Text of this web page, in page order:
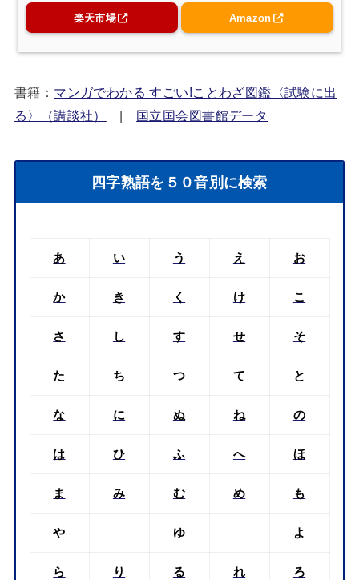
楽天市場 Amazon
書籍： マンガでわかる すごい!ことわざ図鑑〈試験に出
る〉（講談社）
| 国立国会図書館データ
四字熟語を５０音別に検索
あ い う え お
か き く け こ
さ し す せ そ
た ち つ て と
な に ぬ ね の
は ひ ふ へ ほ
ま み む め も
や ゆ よ
ら り る れ ろ